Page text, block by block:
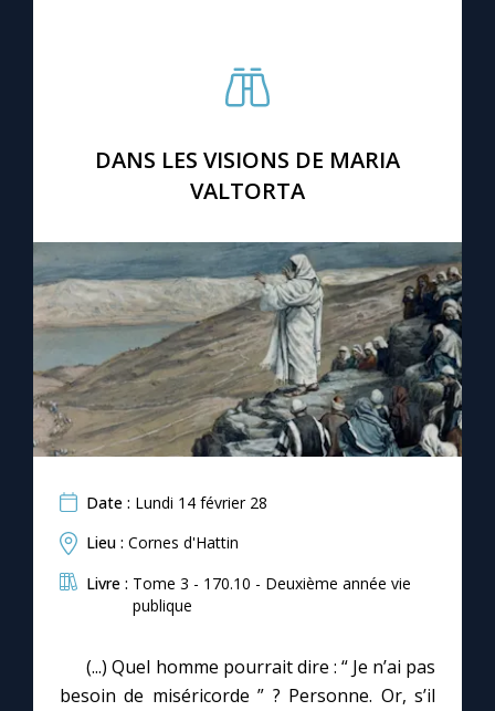
Une Minute avec Marie
Une neuvaine
À la une
1000 Raisons de Croire
Chapelet pour le monde
Contact
Faire un don
Marie de Nazareth
DANS LES VISIONS DE MARIA
VALTORTA
Date : Lundi 14 février 28
Lieu : Cornes d'Hattin
Livre : Tome 3 - 170.10 - Deuxième année vie
publique
(...) Quel homme pourrait dire : “ Je n’ai pas
besoin de miséricorde ” ? Personne. Or, s’il